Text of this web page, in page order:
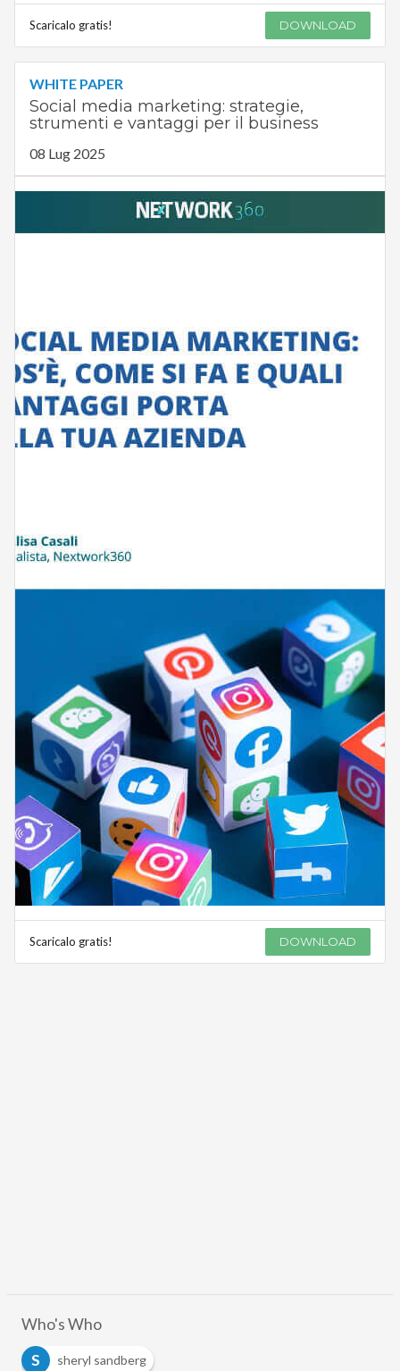
Scaricalo gratis! DOWNLOAD
WHITE PAPER
Social media marketing: strategie,
strumenti e vantaggi per il business
08 Lug 2025
Scaricalo gratis! DOWNLOAD
Who's Who
S
sheryl sandberg